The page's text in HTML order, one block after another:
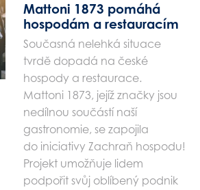
Mattoni 1873 pomáhá
hospodám a restauracím
Současná nelehká situace
tvrdě dopadá na české
hospody a restaurace.
Mattoni 1873, jejíž značky jsou
nedílnou součástí naší
gastronomie, se zapojila
do iniciativy Zachraň hospodu!
Projekt umožňuje lidem
podpořit svůj oblíbený podnik